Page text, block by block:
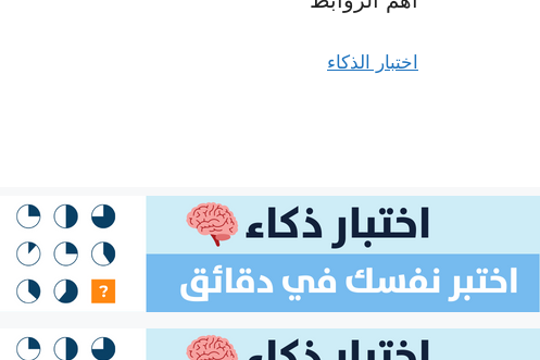
اختبار الذكاء